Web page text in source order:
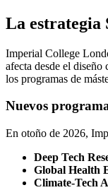
La estrategia
Imperial College
afecta desde el
los programas de
Nuevos
En otoño de 2026,
Deep Tech
Global Health
Climate‑Tech